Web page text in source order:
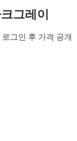
그레이
로그인 후 가격 공개